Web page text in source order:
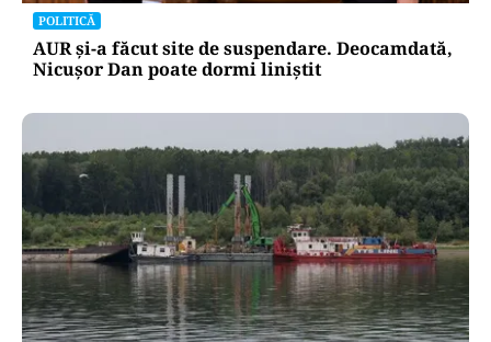
POLITICĂ
AUR și-a făcut site de suspendare. Deocamdată,
Nicușor Dan poate dormi liniștit